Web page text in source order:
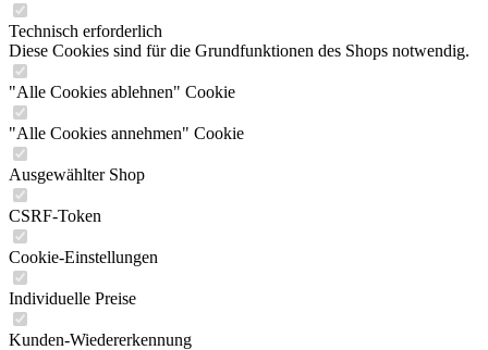
Technisch erforderlich
Diese Cookies sind für die Grundfunktionen des Shops notwendig.
"Alle Cookies ablehnen" Cookie
"Alle Cookies annehmen" Cookie
Ausgewählter Shop
CSRF-Token
Cookie-Einstellungen
Individuelle Preise
Kunden-Wiedererkennung